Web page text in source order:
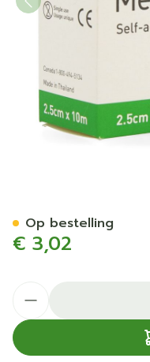
€ 3,02
Op bestelling